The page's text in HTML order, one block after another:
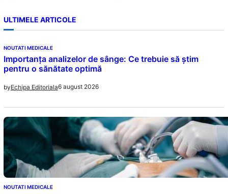
ULTIMELE ARTICOLE
NOUTATI MEDICALE
Importanța analizelor de sânge: Ce trebuie să știm
pentru o sănătate optimă
byEchipa Editoriala6 august 2026
NOUTATI MEDICALE